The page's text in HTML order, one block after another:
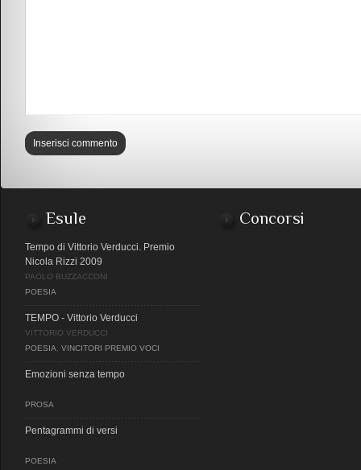
Esule
Tempo di Vittorio Verducci. Premio
Nicola Rizzi 2009
PAOLO BUZZACCONI
POESIA
TEMPO - Vittorio Verducci
VITTORIO VERDUCCI
POESIA
VINCITORI PREMIO VOCI
Emozioni senza tempo
PROSA
Pentagrammi di versi
POESIA
Concorsi